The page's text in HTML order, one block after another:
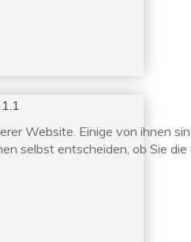
Website. Einige von ihnen
selbst entscheiden, ob Sie